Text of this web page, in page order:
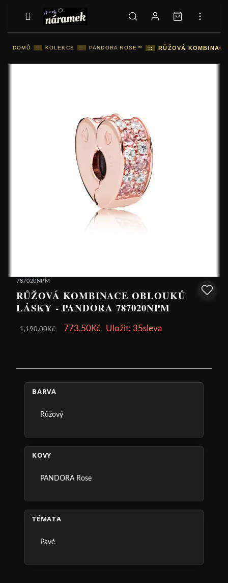
DOMŮ :: KOLEKCE :: PANDORA ROSE™ :: RŮŽOVÁ
787020NPM
RŮŽOVÁ KOMBINACE OBLOUKŮ
LÁSKY - PANDORA 787020NPM
1,190.00Kč 773.50Kč Uložit: 35sleva
BARVA
Růžový
KOVY
PANDORA Rose
TÉMATA
Pavé